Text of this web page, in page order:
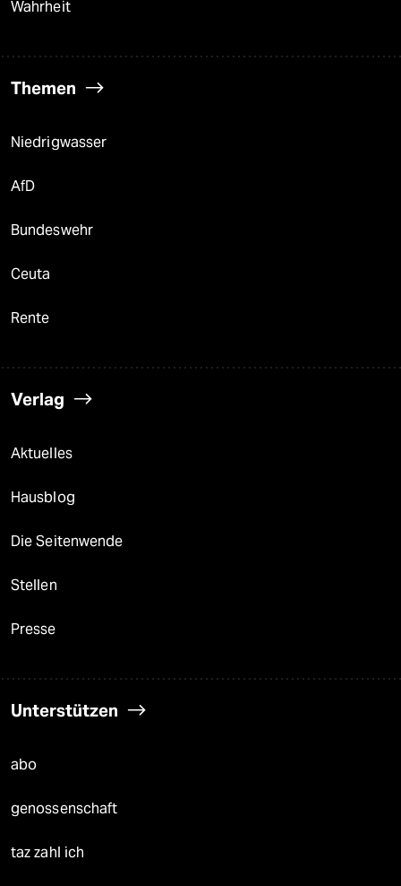
Wahrheit
Themen
Niedrigwasser
AfD
Bundeswehr
Ceuta
Rente
Verlag
Aktuelles
Hausblog
Die Seitenwende
Stellen
Presse
Unterstützen
abo
genossenschaft
taz zahl ich